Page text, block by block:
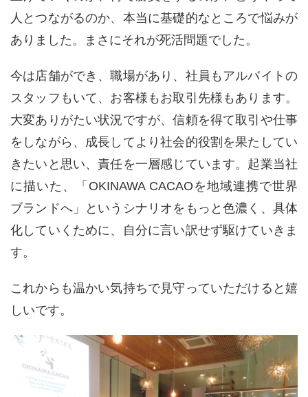
人とつながるのか、本当に基礎的なところで悩みが
ありました。まさにそれが死活問題でした。
今は店舗ができ、職場があり、社員もアルバイトの
スタッフもいて、お客様もお取引先様もあります。
大変ありがたい状況ですが、信頼を得て取引や仕事
をしながら、成長してより社会的役割を果たしてい
きたいと思い、責任を一層感じています。起業当社
に描いた、「 OKINAWA CACAO を地域連携で世界
ブランドへ」というシナリオをもっと色濃く、具体
化していくために、自分に言い訳せず駆けていきま
す。
これからも温かい気持ちで見守っていただけると嬉
しいです。